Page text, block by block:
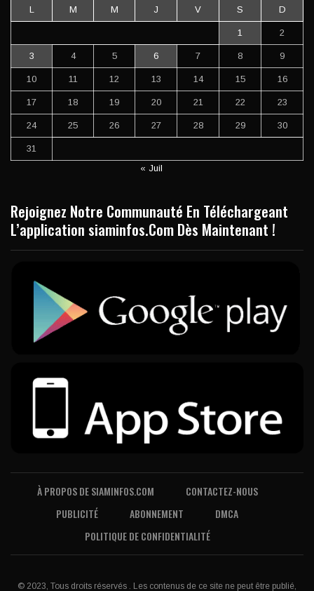
L M M J V S D
1 2
3 4 5 6 7 8 9
10 11 12 13 14 15 16
17 18 19 20 21 22 23
24 25 26 27 28 29 30
31
« Juil
Rejoignez Notre Communauté En Téléchargeant
L’application siaminfos.Com Dès Maintenant !
À PROPOS DE SIAMINFOS.COM
CONTACTEZ-NOUS
PUBLICITÉ
ABONNEMENT
DMCA
POLITIQUE DE CONFIDENTIALITÉ
© 2023, Tous droits réservés . Les contenus de ce site ne peut être publié,